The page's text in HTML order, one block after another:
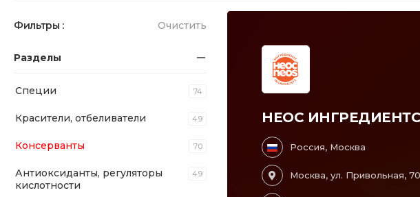
Фильтры : Очистить
Разделы
Специи 74
Красители, отбеливатели 49
Консерванты 70
Антиоксиданты, регуляторы
кислотности
49
НЕОС ИНГРЕДИЕНТС
Россия, Москва
Москва, ул. Привольная, 70